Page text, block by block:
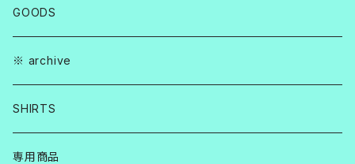
GOODS
※ archive
SHIRTS
専用商品